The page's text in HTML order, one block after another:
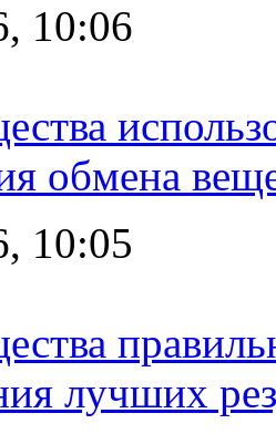
10:06
обмена
10:05
лучших